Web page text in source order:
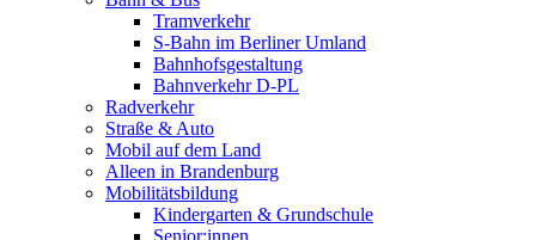
Tramverkehr
S-Bahn im Berliner Umland
Bahnhofsgestaltung
Bahnverkehr D-PL
Radverkehr
Straße & Auto
Mobil auf dem Land
Alleen in Brandenburg
Mobilitätsbildung
Kindergarten & Grundschule
Senior:innen